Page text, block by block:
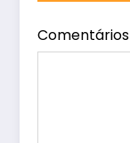
Comentários